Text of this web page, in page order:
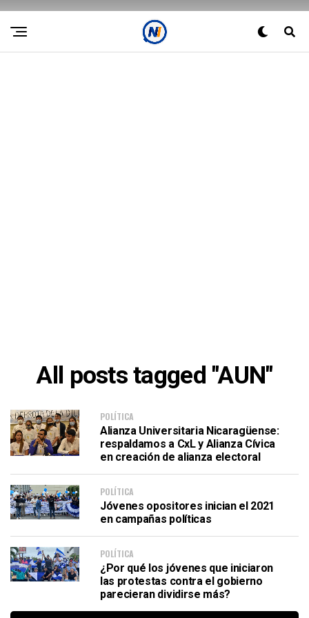
All posts tagged "AUN"
POLÍTICA
Alianza Universitaria Nicaragüense:
respaldamos a CxL y Alianza Cívica
en creación de alianza electoral
POLÍTICA
Jóvenes opositores inician el 2021
en campañas políticas
POLÍTICA
¿Por qué los jóvenes que iniciaron
las protestas contra el gobierno
parecieran dividirse más?